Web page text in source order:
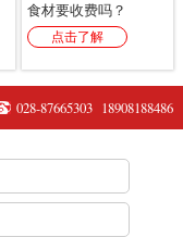
食材要收费吗？
点击了解
028-87665303 18908188486